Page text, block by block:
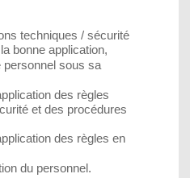
techniques / sécurité
bonne application,
sous sa
des règles
et des procédures
des règles en
du personnel.